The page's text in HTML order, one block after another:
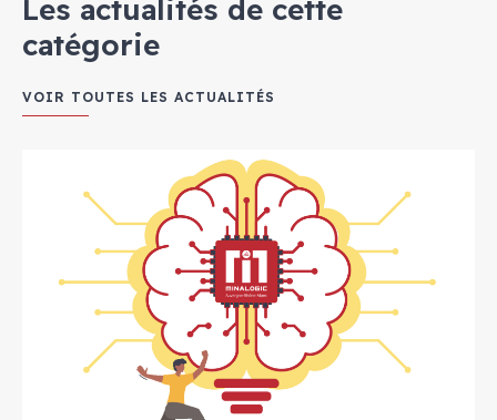
Les actualités de cette
catégorie
VOIR TOUTES LES ACTUALITÉS